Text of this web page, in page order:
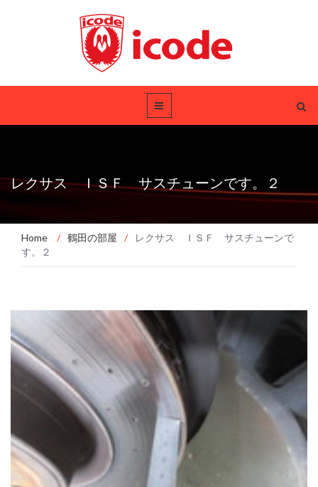
レクサス ＩＳＦ サスチューンです。２
Home / 鶴田の部屋 /
レクサス ＩＳＦ サスチューンで
す。２